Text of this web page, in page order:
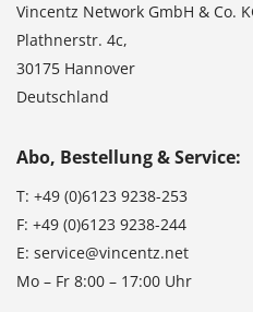
Vincentz Network GmbH & Co.
Plathnerstr. 4c,
30175 Hannover
Deutschland
Abo, Bestellung & Service:
T: +49 (0)6123 9238-253
F: +49 (0)6123 9238-244
E: service@vincentz.net
Mo – Fr 8:00 – 17:00 Uhr